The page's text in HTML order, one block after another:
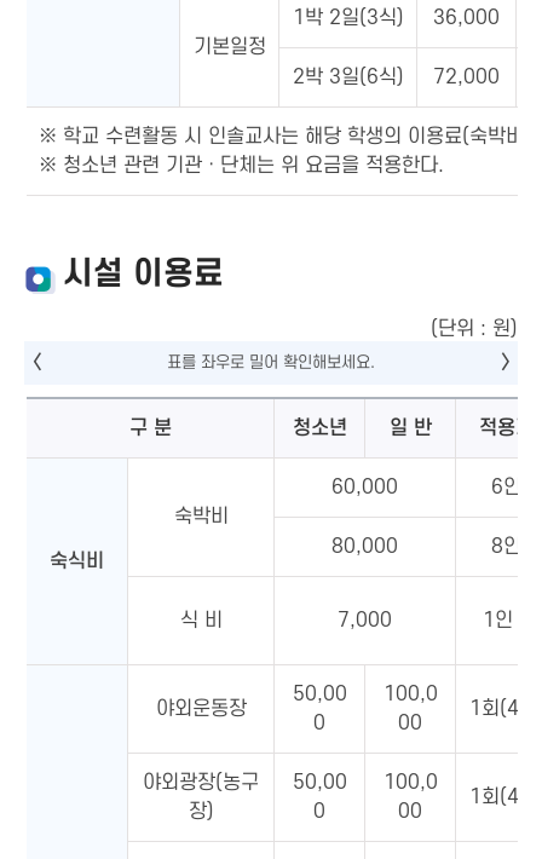
기본일정
1박 2일(3식) 36,000
2박 3일(6식) 72,000
※ 학교 수련활동 시 인솔교사는 해당 학생의 이용료(숙박비+
※ 청소년 관련 기관ㆍ단체는 위 요금을 적용한다.
시설 이용료
(단위 : 원)
구 분 청소년 일 반 적용기
숙식비
숙박비
60,000 6인실
80,000 8인실
식 비 7,000 1인 1
야외운동장
50,00
0
100,0
00
1회(4시
야외광장(농구
장)
50,00
0
100,0
00
1회(4시